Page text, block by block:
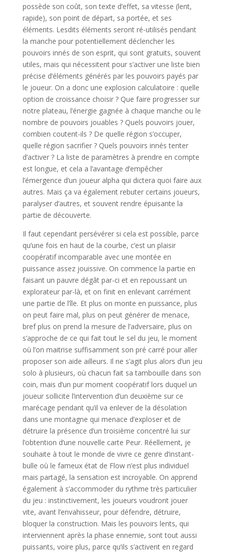
possède son coût, son texte d’effet, sa vitesse (lent,
rapide), son point de départ, sa portée, et ses
éléments. Lesdits éléments seront ré-utilisés pendant
la manche pour potentiellement déclencher les
pouvoirs innés de son esprit, qui sont gratuits, souvent
utiles, mais qui nécessitent pour s’activer une liste bien
précise d’éléments générés par les pouvoirs payés par
le joueur. On a donc une explosion calculatoire : quelle
option de croissance choisir ? Que faire progresser sur
notre plateau, l’énergie gagnée à chaque manche ou le
nombre de pouvoirs jouables ? Quels pouvoirs jouer,
combien coutent-ils ? De quelle région s’occuper,
quelle région sacrifier ? Quels pouvoirs innés tenter
d’activer ? La liste de paramètres à prendre en compte
est longue, et cela a l’avantage d’empêcher
l’émergence d’un joueur alpha qui dictera quoi faire aux
autres. Mais ça va également rebuter certains joueurs,
paralyser d’autres, et souvent rendre épuisante la
partie de découverte.
Il faut cependant persévérer si cela est possible, parce
qu’une fois en haut de la courbe, c’est un plaisir
coopératif incomparable avec une montée en
puissance assez jouissive. On commence la partie en
faisant un pauvre dégât par-ci et en repoussant un
explorateur par-là, et on finit en enlevant carrément
une partie de l’île. Et plus on monte en puissance, plus
on peut faire mal, plus on peut générer de menace,
bref plus on prend la mesure de l’adversaire, plus on
s’approche de ce qui fait tout le sel du jeu, le moment
où l’on maitrise suffisamment son pré carré pour aller
proposer son aide ailleurs. Il ne s’agit plus alors d’un jeu
solo à plusieurs, où chacun fait sa tambouille dans son
coin, mais d’un pur moment coopératif lors duquel un
joueur sollicite l’intervention d’un deuxième sur ce
marécage pendant qu’il va enlever de la désolation
dans une montagne qui menace d’exploser et de
détruire la présence d’un troisième concentré lui sur
l’obtention d’une nouvelle carte Peur. Réellement, je
souhaite à tout le monde de vivre ce genre d’instant-
bulle où le fameux état de Flow n’est plus individuel
mais partagé, la sensation est incroyable. On apprend
également à s’accommoder du rythme très particulier
du jeu : instinctivement, les joueurs voudront jouer
vite, avant l’envahisseur, pour défendre, détruire,
bloquer la construction. Mais les pouvoirs lents, qui
interviennent après la phase ennemie, sont tout aussi
puissants, voire plus, parce qu’ils s’activent en regard